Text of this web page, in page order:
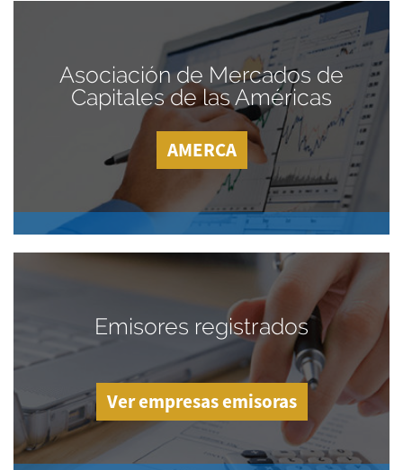
Asociación de Mercados de
Capitales de las Américas
AMERCA
Emisores registrados
Ver empresas emisoras